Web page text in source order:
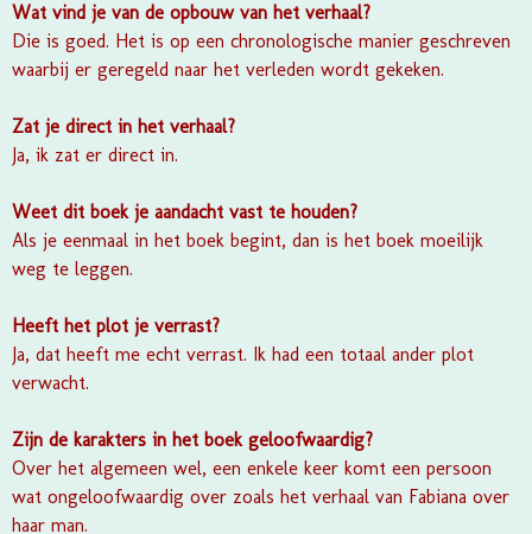
Wat vind je van de opbouw van het verhaal?
Die is goed. Het is op een chronologische manier geschreven
waarbij er geregeld naar het verleden wordt gekeken.
Zat je direct in het verhaal?
Ja, ik zat er direct in.
Weet dit boek je aandacht vast te houden?
Als je eenmaal in het boek begint, dan is het boek moeilijk
weg te leggen.
Heeft het plot je verrast?
Ja, dat heeft me echt verrast. Ik had een totaal ander plot
verwacht.
Zijn de karakters in het boek geloofwaardig?
Over het algemeen wel, een enkele keer komt een persoon
wat ongeloofwaardig over zoals het verhaal van Fabiana over
haar man.